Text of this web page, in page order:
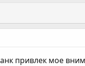
привлек мое